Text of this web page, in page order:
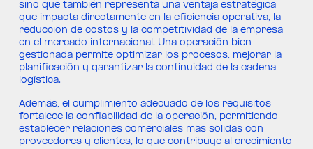
sino que también representa una ventaja estratégica
que impacta directamente en la eficiencia operativa, la
reducción de costos y la competitividad de la empresa
en el mercado internacional. Una operación bien
gestionada permite optimizar los procesos, mejorar la
planificación y garantizar la continuidad de la cadena
logística.
Además, el cumplimiento adecuado de los requisitos
fortalece la confiabilidad de la operación, permitiendo
establecer relaciones comerciales más sólidas con
proveedores y clientes, lo que contribuye al crecimiento